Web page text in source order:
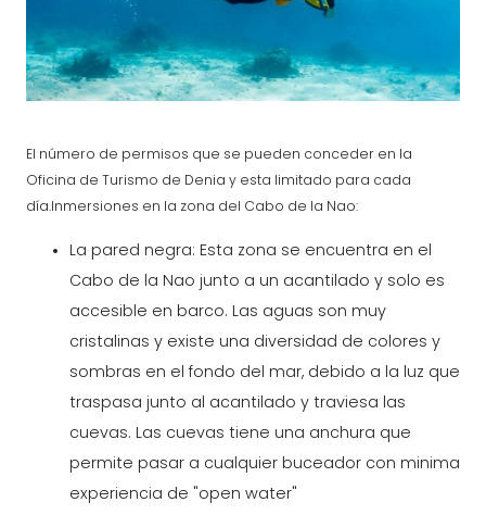
El número de permisos que se pueden conceder en la
Oficina de Turismo de Denia y esta limitado para cada
día.Inmersiones en la zona del Cabo de la Nao:
La pared negra: Esta zona se encuentra en el
Cabo de la Nao junto a un acantilado y solo es
accesible en barco. Las aguas son muy
cristalinas y existe una diversidad de colores y
sombras en el fondo del mar, debido a la luz que
traspasa junto al acantilado y traviesa las
cuevas. Las cuevas tiene una anchura que
permite pasar a cualquier buceador con minima
experiencia de "open water"